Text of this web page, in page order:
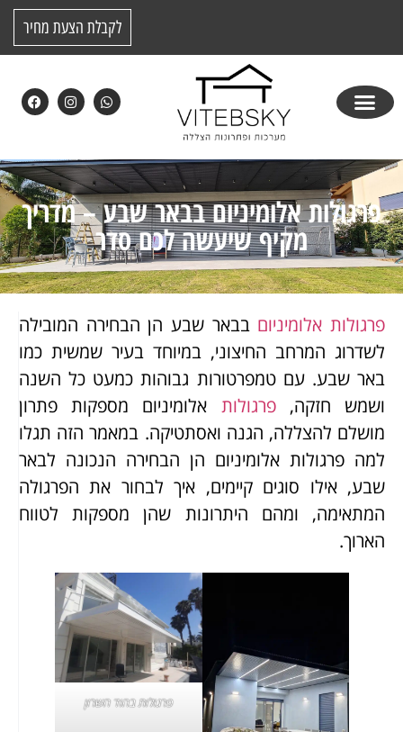
לקבלת הצעת מחיר
פרגולות אלומיניום בבאר שבע – מדריך
מקיף שיעשה לכם סדר
פרגולות אלומיניום בבאר שבע הן הבחירה המובילה
לשדרוג המרחב החיצוני, במיוחד בעיר שמשית כמו
באר שבע. עם טמפרטורות גבוהות כמעט כל השנה
ושמש חזקה,פרגולות אלומיניום מספקות פתרון
מושלם להצללה, הגנה ואסתטיקה. במאמר הזה תגלו
למה פרגולות אלומיניום הן הבחירה הנכונה לבאר
שבע, אילו סוגים קיימים, איך לבחור את הפרגולה
המתאימה, ומהם היתרונות שהן מספקות לטווח
הארוך.
פרגולות בהוד השרון